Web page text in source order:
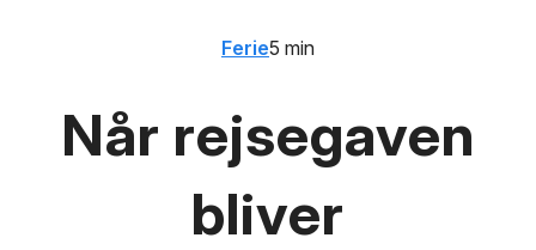
Når rejsegaven
bliver
Ferie5 min